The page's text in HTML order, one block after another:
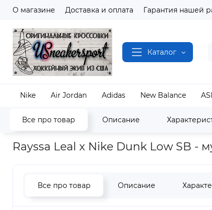
О магазине Доставка и оплата Гарантия нашей
Каталог
Nike Air Jordan Adidas New Balance
Все про товар Описание
Наш магазин Полный каталог кроссовок
Rayssa Leal x Nike Dunk Low SB -
Все про товар Описание